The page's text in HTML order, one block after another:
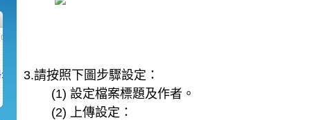
25)
部不見了 (07-07)
3.請按照下圖步驟設定：
(1) 設定檔案標題及作者。
(2) 上傳設定：